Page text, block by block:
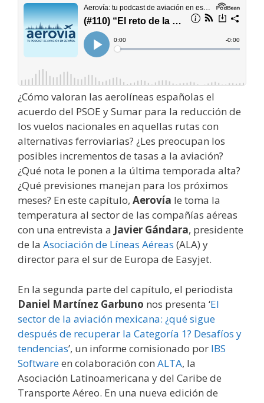
¿Cómo valoran las aerolíneas españolas el
acuerdo del PSOE y Sumar para la reducción de
los vuelos nacionales en aquellas rutas con
alternativas ferroviarias? ¿Les preocupan los
posibles incrementos de tasas a la aviación?
¿Qué nota le ponen a la última temporada alta?
¿Qué previsiones manejan para los próximos
meses? En este capítulo, Aerovía le toma la
temperatura al sector de las compañías aéreas
con una entrevista a Javier Gándara, presidente
de la Asociación de Líneas Aéreas (ALA) y
director para el sur de Europa de Easyjet.
En la segunda parte del capítulo, el periodista
Daniel Martínez Garbuno nos presenta ‘El
sector de la aviación mexicana: ¿qué sigue
después de recuperar la Categoría 1? Desafíos y
tendencias’, un informe comisionado por IBS
Softwareen colaboración con ALTA, la
Asociación Latinoamericana y del Caribe de
Transporte Aéreo. En una nueva edición de